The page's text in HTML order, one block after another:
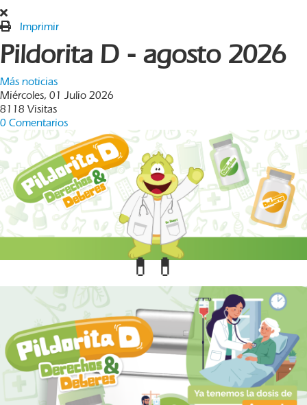
Imprimir
Pildorita D - agosto 2026
Más noticias
Miércoles, 01 Julio 2026
8118 Visitas
0 Comentarios
💊💊